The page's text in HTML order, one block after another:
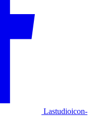
Lastudioicon-